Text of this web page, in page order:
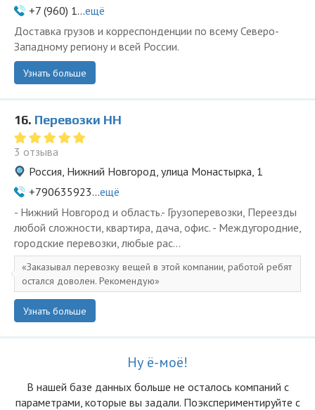
+7 (960) 1...ещё
Доставка грузов и корреспонденции по всему Северо-
Западному региону и всей России.
Узнать больше
16. Перевозки НН
3 отзыва
Россия, Нижний Новгород, улица Монастырка, 1
+790635923...ещё
- Нижний Новгород и область.- Грузоперевозки, Переезды
любой сложности, квартира, дача, офис. - Междугородние,
городские перевозки, любые рас...
Заказывал перевозку вещей в этой компании, работой ребят
остался доволен. Рекомендую
Узнать больше
Ну ё-моё!
В нашей базе данных больше не осталоcь компаний с
параметрами, которые вы задали. Поэкспериментируйте с